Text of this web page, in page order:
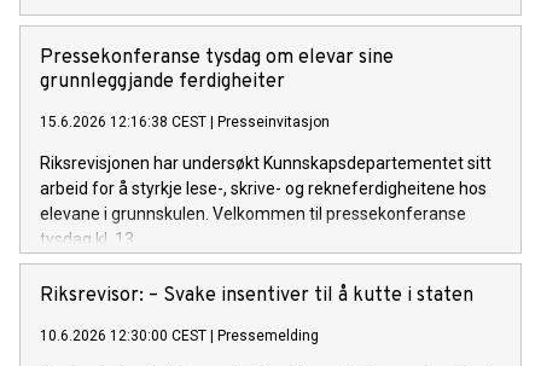
Pressekonferanse tysdag om elevar sine
grunnleggjande ferdigheiter
15.6.2026 12:16:38 CEST Presseinvitasjon
Riksrevisjonen har undersøkt Kunnskapsdepartementet sitt
arbeid for å styrkje lese-, skrive- og rekneferdigheitene hos
elevane i grunnskulen. Velkommen til pressekonferanse
tysdag kl. 13.
Riksrevisor: – Svake insentiver til å kutte i staten
10.6.2026 12:30:00 CEST Pressemelding